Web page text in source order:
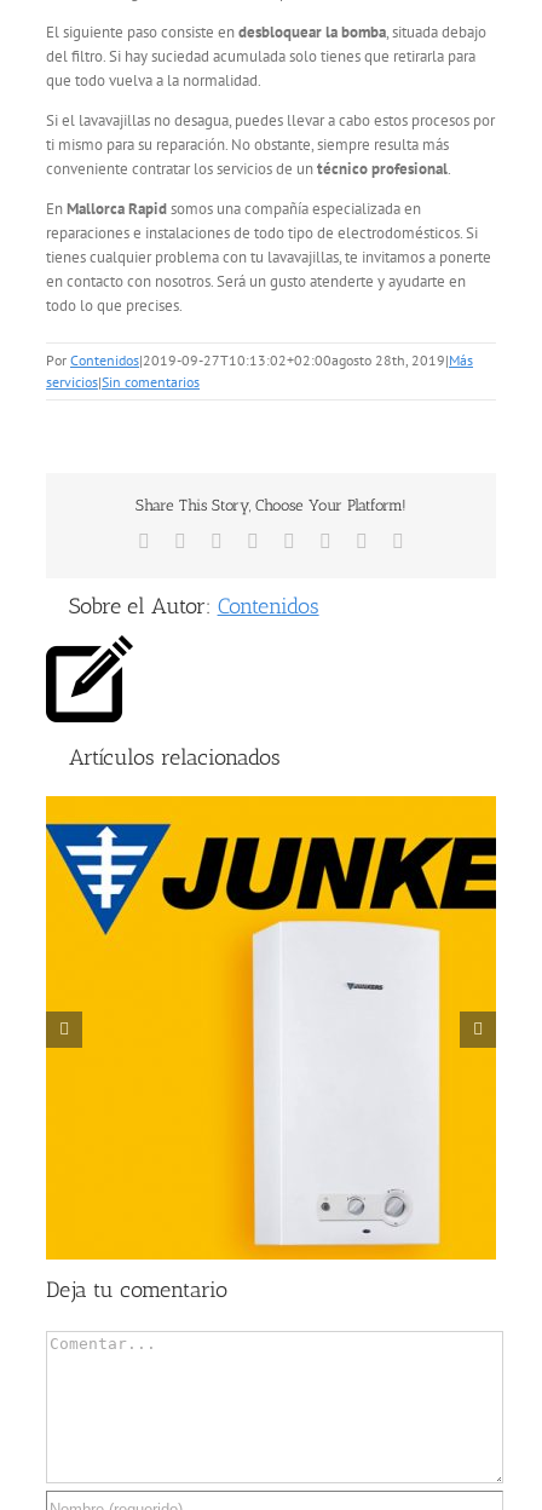
El siguiente paso consiste endesbloquear la bomba, situada debajo
del filtro. Si hay suciedad acumulada solo tienes que retirarla para
que todo vuelva a la normalidad.
Si el lavavajillas no desagua, puedes llevar a cabo estos procesos por
ti mismo para su reparación. No obstante, siempre resulta más
conveniente contratar los servicios de untécnico profesional.
EnMallorca Rapidsomos una compañía especializada en
reparaciones e instalaciones de todo tipo de electrodomésticos. Si
tienes cualquier problema con tu lavavajillas, te invitamos a ponerte
en contacto con nosotros. Será un gusto atenderte y ayudarte en
todo lo que precises.
Por Contenidos|2019-09-27T10:13:02+02:00agosto 28th, 2019|Más
servicios|Sin comentarios
Share This Story, Choose Your Platform!
Facebook Reddit LinkedIn
TumblrPinterest
Sobre el Autor: Contenidos
Artículos relacionados
Deja tu comentario
Comentar